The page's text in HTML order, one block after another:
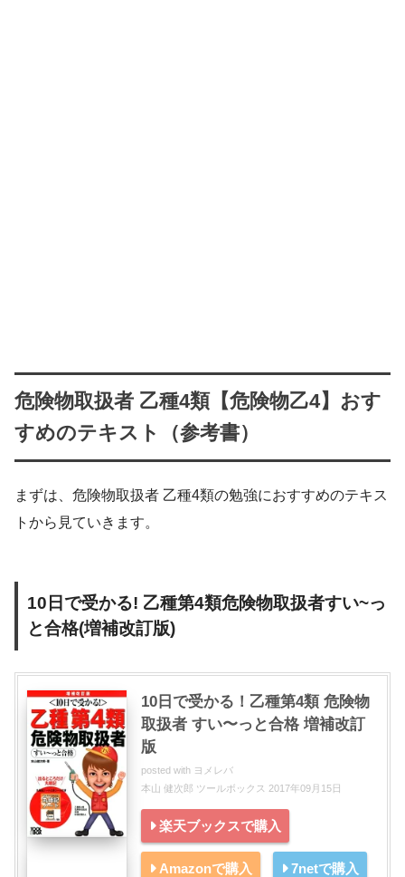
危険物取扱者 乙種4類【危険物乙4】おす
すめのテキスト（参考書）
まずは、危険物取扱者 乙種4類の勉強におすすめのテキス
トから見ていきます。
10日で受かる! 乙種第4類危険物取扱者すい~っ
と合格(増補改訂版)
10日で受かる！乙種第4類 危険物
取扱者 すい〜っと合格 増補改訂
版
posted with ヨメレバ
本山 健次郎 ツールボックス 2017年09月15日
楽天ブックスで購入
Amazonで購入 7netで購入